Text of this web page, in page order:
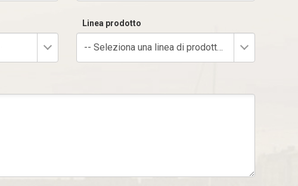
Linea prodotto
-- Seleziona una linea di prodotto --